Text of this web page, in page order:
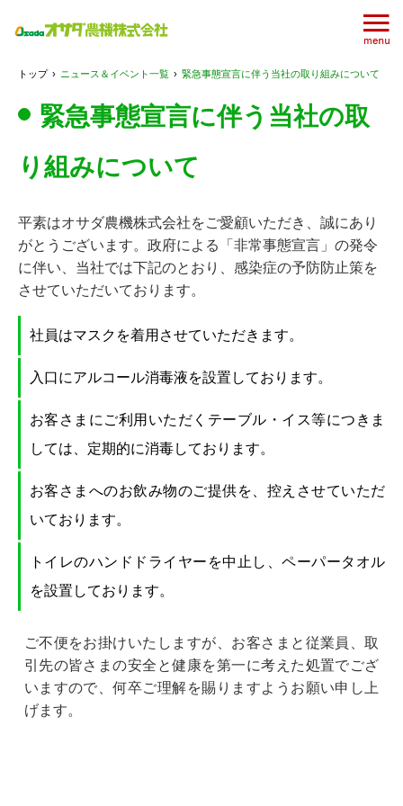
トップ › ニュース＆イベント一覧 › 緊急事態宣言に伴う当社の取り組みについて
緊急事態宣言に伴う当社の取
り組みについて
平素はオサダ農機株式会社をご愛顧いただき、誠にあり
がとうございます。政府による「非常事態宣言」の発令
に伴い、当社では下記のとおり、感染症の予防防止策を
させていただいております。
社員はマスクを着用させていただきます。
入口にアルコール消毒液を設置しております。
お客さまにご利用いただくテーブル・イス等につきま
しては、定期的に消毒しております。
お客さまへのお飲み物のご提供を、控えさせていただ
いております。
トイレのハンドドライヤーを中止し、ペーパータオル
を設置しております。
ご不便をお掛けいたしますが、お客さまと従業員、取
引先の皆さまの安全と健康を第一に考えた処置でござ
いますので、何卒ご理解を賜りますようお願い申し上
げます。